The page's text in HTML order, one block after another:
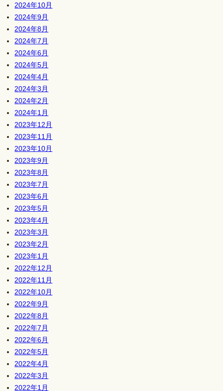
2024年10月
2024年9月
2024年8月
2024年7月
2024年6月
2024年5月
2024年4月
2024年3月
2024年2月
2024年1月
2023年12月
2023年11月
2023年10月
2023年9月
2023年8月
2023年7月
2023年6月
2023年5月
2023年4月
2023年3月
2023年2月
2023年1月
2022年12月
2022年11月
2022年10月
2022年9月
2022年8月
2022年7月
2022年6月
2022年5月
2022年4月
2022年3月
2022年1月